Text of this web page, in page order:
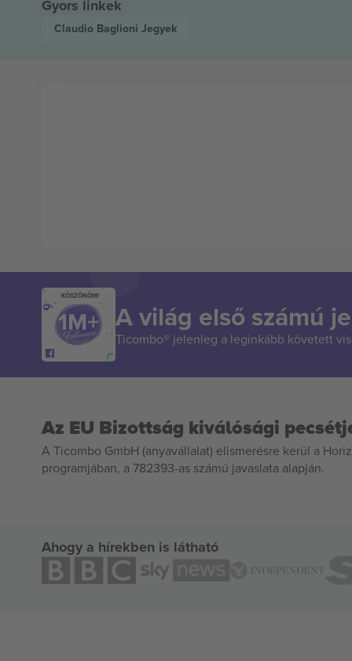
Gyors linkek
Claudio Baglioni Jegyek
KÖSZÖNÖM!
A világ első számú
Ticombo® jelenleg a leginkább követett
Az EU Bizottság kiválósági
A Ticombo GmbH (anyavállalat) elismerésre kerül a
programjában, a 782393-as számú javaslata alapján.
Ahogy a hírekben is látható